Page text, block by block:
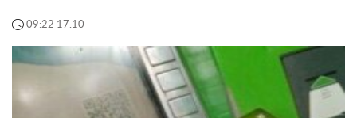
09:22 17.10